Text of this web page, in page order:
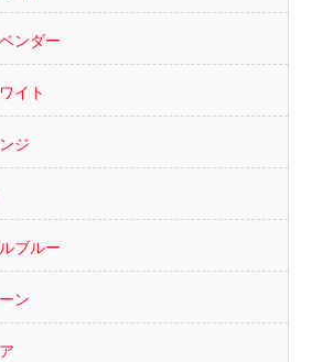
ンダー
イト
ジ
ブルー
ン